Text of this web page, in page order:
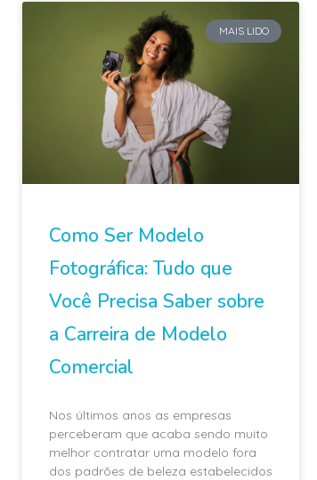
MAIS LIDO
Como Ser Modelo
Fotográfica: Tudo que
Você Precisa Saber sobre
a Carreira de Modelo
Comercial
Nos últimos anos as empresas
perceberam que acaba sendo muito
melhor contratar uma modelo fora
dos padrões de beleza estabelecidos